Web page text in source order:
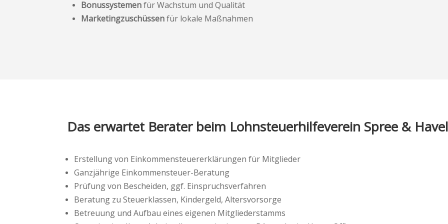
Bonussystemenfür Wachstum und Qualität
Marketingzuschüssenfür lokale Maßnahmen
Das erwartet Berater beim Lohnsteuerhilfeverein Spree & Havel
Erstellung von Einkommensteuererklärungen für Mitglieder
Ganzjährige Einkommensteuer-Beratung
Prüfung von Bescheiden, ggf. Einspruchsverfahren
Beratung zu Steuerklassen, Kindergeld, Altersvorsorge
Betreuung und Aufbau eines eigenen Mitgliederstamms